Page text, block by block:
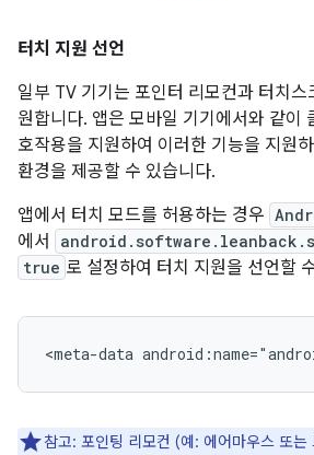
터치 지원 선언
일부 TV 기기는 포인터 리모컨과 터치스
원합니다. 앱은 모바일 기기에서와 같이
호작용을 지원하여 이러한 기능을 지원
환경을 제공할 수 있습니다.
앱에서 터치 모드를 허용하는 경우
에서
true 로 설정하여 터치 지원을 선언할
<meta-data
참고: 포인팅 리모컨 (예: 에어마우스 또는